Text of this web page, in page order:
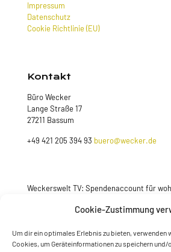
Cookie-Zustimmung
Um dir ein optimales Erlebnis zu bieten, verwenden
Cookies, um Geräteinformationen zu speichern und/
Impressum
Datenschutz
Cookie Richtlinie (EU)
Kontakt
Büro Wecker
Lange Straße 17
27211 Bassum
+49 421 205 394 93 buero@wecker.de
Weckerswelt TV: Spendenaccount für
Jetzt spenden